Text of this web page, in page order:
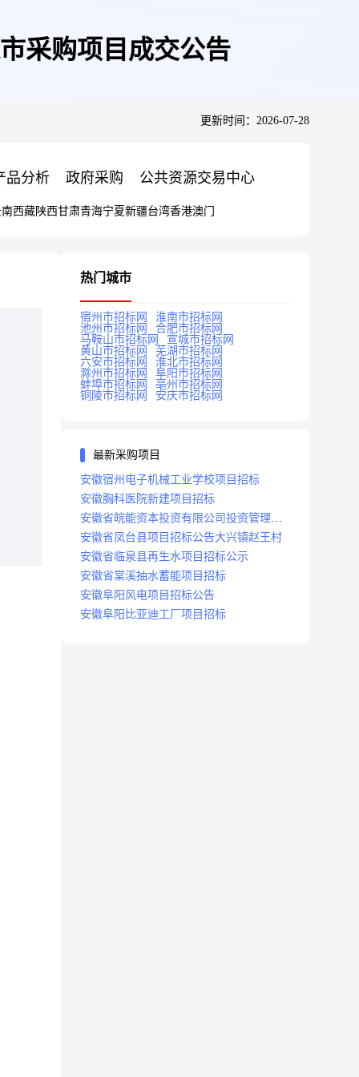
采购项目成交公告
更新时间：2026-07-28
品分析 政府采购 公共资源交易中心
西藏陕西甘肃青海宁夏新疆台湾香港澳门
热门城市
宿州市招标网
淮南市招标网
池州市招标网
合肥市招标网
马鞍山市招标网
宣城市招标网
黄山市招标网
芜湖市招标网
六安市招标网
淮北市招标网
滁州市招标网
阜阳市招标网
蚌埠市招标网
亳州市招标网
铜陵市招标网
安庆市招标网
最新采购项目
安徽宿州电子机械工业学校项目招标
安徽胸科医院新建项目招标
安徽省皖能资本投资有限公司投资管理系
统建设项目招标
安徽省凤台县项目招标公告大兴镇赵王村
安徽省临泉县再生水项目招标公示
安徽省棠溪抽水蓄能项目招标
安徽阜阳风电项目招标公告
安徽阜阳比亚迪工厂项目招标